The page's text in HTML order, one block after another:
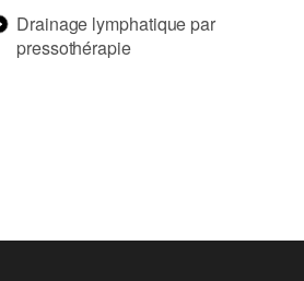
Drainage lymphatique par
pressothérapie